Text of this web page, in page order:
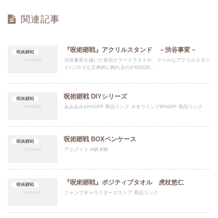
関連記事
呪術廻戦 『呪術廻戦』アクリルスタンド －渋谷事変－
渋谷事変を描いた巻頭カラーイラストが、クールなアクリルスタン
ドに♪ロゴも立体的に飾れるのがGOOD...
呪術廻戦 呪術廻戦 DIYシリーズ
あみあみ10%OFF 商品リンク ネオウイング8%OFF 商品リンク
呪術廻戦 呪術廻戦 BOXペンケース
アニメイト A柄 B柄
呪術廻戦 『呪術廻戦』ポジティブタオル 虎杖悠仁
ジャンプキャラクターズストア 商品リンク